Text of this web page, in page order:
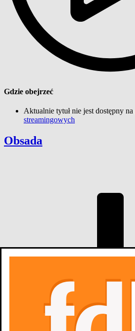
Gdzie obejrzeć
Aktualnie tytuł nie jest dostępny na
streamingowych
Obsada